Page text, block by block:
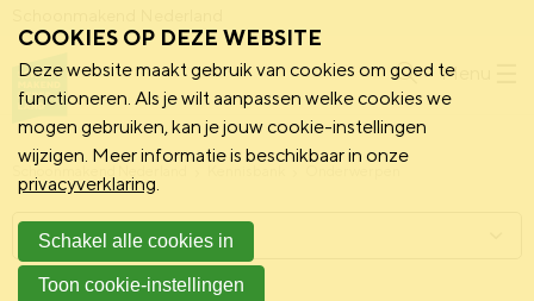
Menu
Schoonmakend Nederland
Menu
COOKIES OP DEZE WEBSITE
Deze website maakt gebruik van cookies om goed te
functioneren. Als je wilt aanpassen welke cookies we
mogen gebruiken, kan je jouw cookie-instellingen
wijzigen. Meer informatie is beschikbaar in onze
privacyverklaring.
Schakel alle cookies in
Toon cookie-instellingen